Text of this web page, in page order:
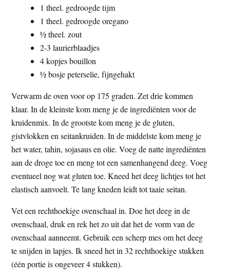
1 theel. gedroogde tijm
1 theel. gedroogde oregano
½ theel. zout
2-3 laurierblaadjes
4 kopjes bouillon
½ bosje peterselie, fijngehakt
Verwarm de oven voor op 175 graden. Zet drie kommen
klaar. In de kleinste kom meng je de ingrediënten voor de
kruidenmix. In de grootste kom meng je de gluten,
gistvlokken en seitankruiden. In de middelste kom meng je
het water, tahin, sojasaus en olie. Voeg de natte ingrediënten
aan de droge toe en meng tot een samenhangend deeg. Voeg
eventueel nog wat gluten toe. Kneed het deeg lichtjes tot het
elastisch aanvoelt. Te lang kneden leidt tot taaie seitan.
Vet een rechthoekige ovenschaal in. Doe het deeg in de
ovenschaal, druk en rek het zo uit dat het de vorm van de
ovenschaal aanneemt. Gebruik een scherp mes om het deeg
te snijden in lapjes. Ik sneed het in 32 rechthoekige stukken
(één portie is ongeveer 4 stukken).